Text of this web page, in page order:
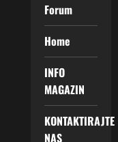
Forum
Home
INFO
MAGAZIN
KONTAKTIRAJTE
NAS